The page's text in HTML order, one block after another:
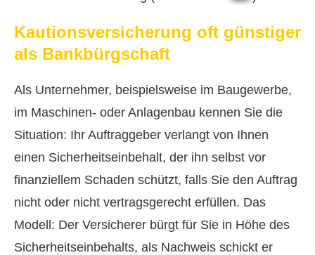
Kautionsversicherung oft günstiger
als Bankbürgschaft
Als Unternehmer, beispielsweise im Baugewerbe,
im Maschinen- oder Anlagenbau kennen Sie die
Situation: Ihr Auftraggeber verlangt von Ihnen
einen Sicherheitseinbehalt, der ihn selbst vor
finanziellem Schaden schützt, falls Sie den Auftrag
nicht oder nicht vertragsgerecht erfüllen. Das
Modell: Der Versicherer bürgt für Sie in Höhe des
Sicherheitseinbehalts, als Nachweis schickt er